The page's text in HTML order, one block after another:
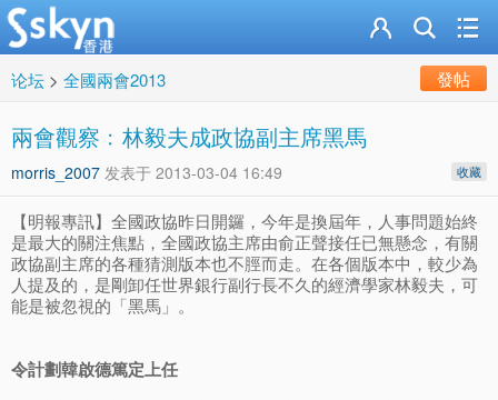
论坛 > 全國兩會2013 發帖
兩會觀察﹕林毅夫成政協副主席黑馬
收藏
morris_2007 发表于 2013-03-04 16:49
【明報專訊】全國政協昨日開鑼，今年是換屆年，人事問題始終
是最大的關注焦點，全國政協主席由俞正聲接任已無懸念，有關
政協副主席的各種猜測版本也不脛而走。在各個版本中，較少為
人提及的，是剛卸任世界銀行副行長不久的經濟學家林毅夫，可
能是被忽視的「黑馬」。
令計劃韓啟德篤定上任